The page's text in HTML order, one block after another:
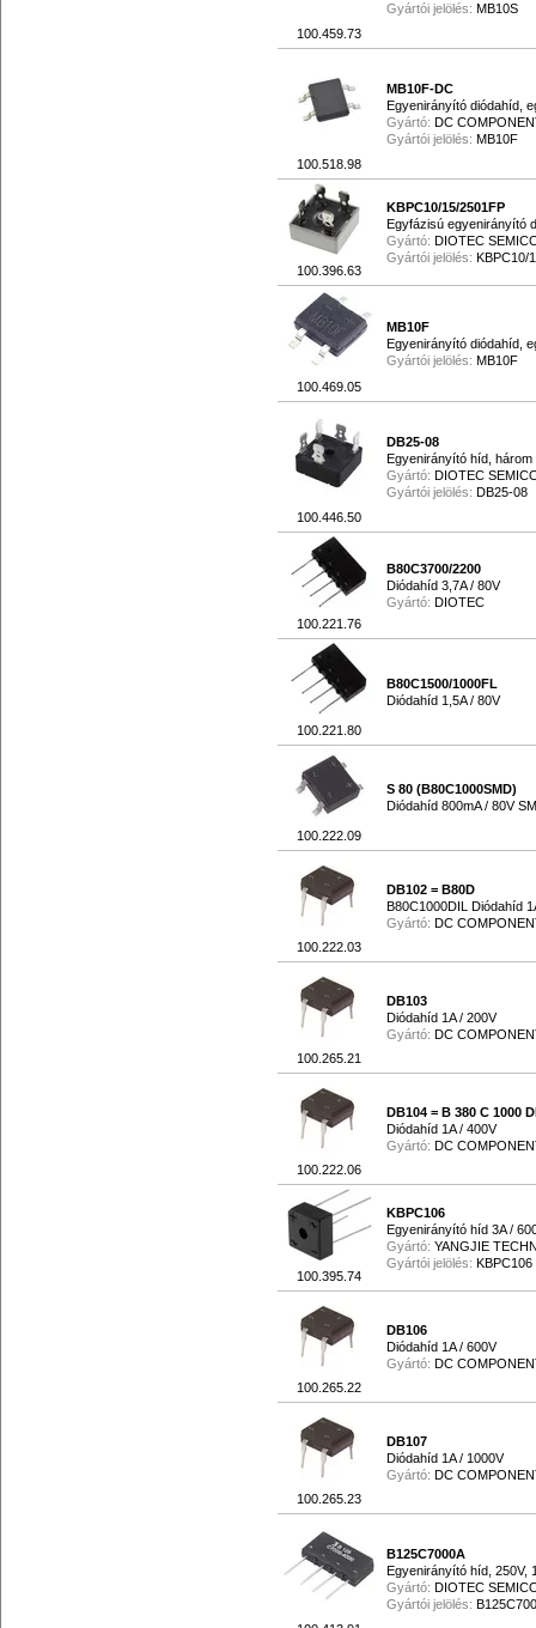
100.459.73
Gyártói jelölés: MB10S
100.518.98
MB10F-DC
Egyenirányító diódahíd,
Gyártó: DC
Gyártói jelölés: MB10F
100.396.63
KBPC10/15/2501FP
Egyfázisú egyenirányító
Gyártó: DIOTEC
Gyártói jelölés: KBPC10/
100.469.05
MB10F
Egyenirányító diódahíd,
Gyártói jelölés: MB10F
100.446.50
DB25-08
Egyenirányító híd, három
Gyártó: DIOTEC
Gyártói jelölés: DB25-08
100.221.76
B80C3700/2200
Diódahíd 3,7A / 80V
Gyártó: DIOTEC
100.221.80
B80C1500/1000FL
Diódahíd 1,5A / 80V
100.222.09
S 80 (B80C1000SMD)
Diódahíd 800mA / 80V
100.222.03
DB102 = B80D
B80C1000DIL Diódahíd
Gyártó: DC
100.265.21
DB103
Diódahíd 1A / 200V
Gyártó: DC
100.222.06
DB104 = B 380 C 1000
Diódahíd 1A / 400V
Gyártó: DC
100.395.74
KBPC106
Egyenirányító híd 3A /
Gyártó: YANGJIE
Gyártói jelölés: KBPC106
100.265.22
DB106
Diódahíd 1A / 600V
Gyártó: DC
100.265.23
DB107
Diódahíd 1A / 1000V
Gyártó: DC
B125C7000A
Egyenirányító híd, 250V,
Gyártó: DIOTEC
Gyártói jelölés: